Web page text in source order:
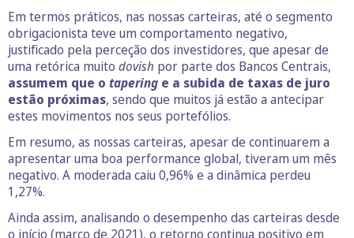
Em termos práticos, nas nossas carteiras, até o segmento
obrigacionista teve um comportamento negativo,
justificado pela perceção dos investidores, que apesar de
uma retórica muito dovish por parte dos Bancos Centrais,
assumem que o tapering e a subida de taxas de juro
estão próximas, sendo que muitos já estão a antecipar
estes movimentos nos seus portefólios.
Em resumo, as nossas carteiras, apesar de continuarem a
apresentar uma boa performance global, tiveram um mês
negativo. A moderada caiu 0,96% e a dinâmica perdeu
1,27%.
Ainda assim, analisando o desempenho das carteiras desde
o início (março de 2021), o retorno continua positivo em